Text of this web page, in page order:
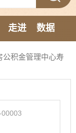
走进
数据
公积金管理中心寿